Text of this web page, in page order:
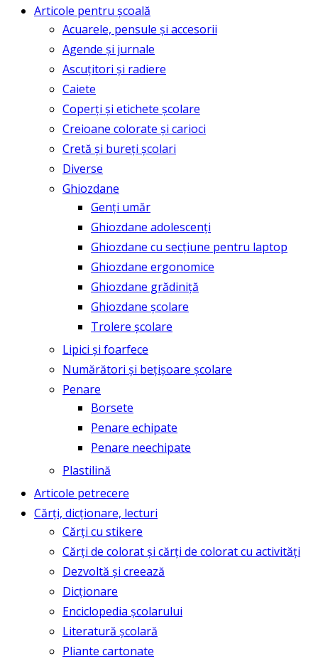
Articole pentru școală
Acuarele, pensule și accesorii
Agende și jurnale
Ascuțitori și radiere
Caiete
Coperți și etichete școlare
Creioane colorate și carioci
Cretă și bureți școlari
Diverse
Ghiozdane
Genți umăr
Ghiozdane adolescenți
Ghiozdane cu secțiune pentru laptop
Ghiozdane ergonomice
Ghiozdane grădiniță
Ghiozdane școlare
Trolere școlare
Lipici și foarfece
Numărători și bețișoare școlare
Penare
Borsete
Penare echipate
Penare neechipate
Plastilină
Articole petrecere
Cărți, dicționare, lecturi
Cărți cu stikere
Cărți de colorat și cărți de colorat cu activități
Dezvoltă și creează
Dicționare
Enciclopedia școlarului
Literatură școlară
Pliante cartonate